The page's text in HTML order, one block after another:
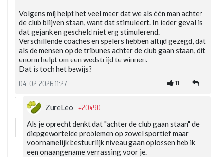
Volgens mij helpt het veel meer dat we als één man achter
de club blijven staan, want dat stimuleert. In ieder geval is
dat gejank en gescheld niet erg stimulerend.
Verschillende coaches en spelers hebben altijd gezegd, dat
als de mensen op de tribunes achter de club gaan staan, dit
enorm helpt om een wedstrijd te winnen.
Dat is toch het bewijs?
04-02-2026 11:27 11
ZureLeo +20490
Als je oprecht denkt dat "achter de club gaan staan" de
diepgewortelde problemen op zowel sportief maar
voornamelijk bestuurlijk niveau gaan oplossen heb ik
een onaangename verrassing voor je.